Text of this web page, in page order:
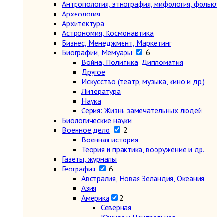
Антропология, этнография, мифология,
Археология
Архитектура
Астрономия, Космонавтика
Бизнес, Менеджмент, Маркетинг
Биографии, Мемуары
6
Война, Политика, Дипломатия
Другое
Искусство (театр, музыка, кино и др.)
Литература
Наука
Серия: Жизнь замечательных людей
Биологические науки
Военное дело
2
Военная история
Теория и практика, вооружение и др.
Газеты, журналы
География
6
Австралия, Новая Зеландия, Океания
Азия
Америка
2
Северная